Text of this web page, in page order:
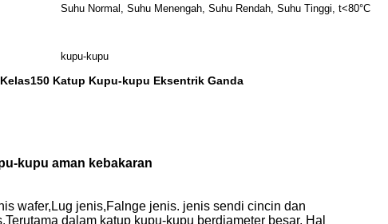
Suhu Normal, Suhu Menengah, Suhu Rendah, Suhu Tinggi, t<80°C
kupu-kupu
Kelas150 Katup Kupu-kupu Eksentrik Ganda
kupu aman kebakaran
wafer,Lug jenis,Falnge jenis. jenis sendi cincin dan
dalam katup kupu-kupu berdiameter besar, Hal